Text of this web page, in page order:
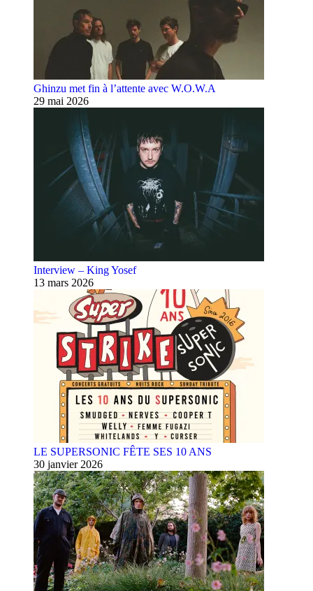
Ghinzu met fin à l’attente avec W.O.W.A
29 mai 2026
Interview – King Yosef
13 mars 2026
LE SUPERSONIC FÊTE SES 10 ANS
30 janvier 2026